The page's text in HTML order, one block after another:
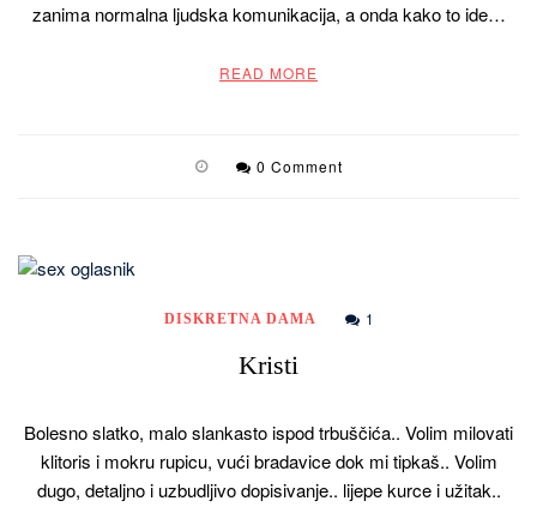
zanima normalna ljudska komunikacija, a onda kako to ide…
READ MORE
0 Comment
DISKRETNA DAMA 1
Kristi
Bolesno slatko, malo slankasto ispod trbuščića.. Volim milovati
klitoris i mokru rupicu, vući bradavice dok mi tipkaš.. Volim
dugo, detaljno i uzbudljivo dopisivanje.. lijepe kurce i užitak..